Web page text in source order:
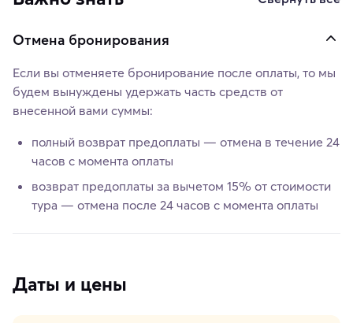
Отмена бронирования
Если вы отменяете бронирование после оплаты, то мы
будем вынуждены удержать часть средств от
внесенной вами суммы:
полный возврат предоплаты — отмена в течение 24
часов с момента оплаты
возврат предоплаты за вычетом 15% от стоимости
тура — отмена после 24 часов с момента оплаты
Даты и цены